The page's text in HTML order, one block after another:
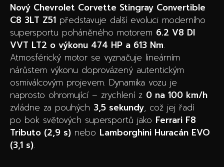
Nový Chevrolet Corvette Stingray Convertible
C8 3LT Z51 představuje další evoluci moderního
supersportu poháněného motorem 6.2 V8 DI
VVT LT2 o výkonu 474 HP a 613 Nm.
Atmosférický motor se vyznačuje lineárním
nárůstem výkonu doprovázený autentickým
osmiválcovým projevem. Dynamika vozu je
naprosto ohromující – zrychlení z 0 na 100 km/h
zvládne za pouhých 3,5 sekundy, což jej řadí
po bok světových supersportů jako Ferrari F8
Tributo (2,9 s) nebo Lamborghini Huracán EVO
(3,1 s).